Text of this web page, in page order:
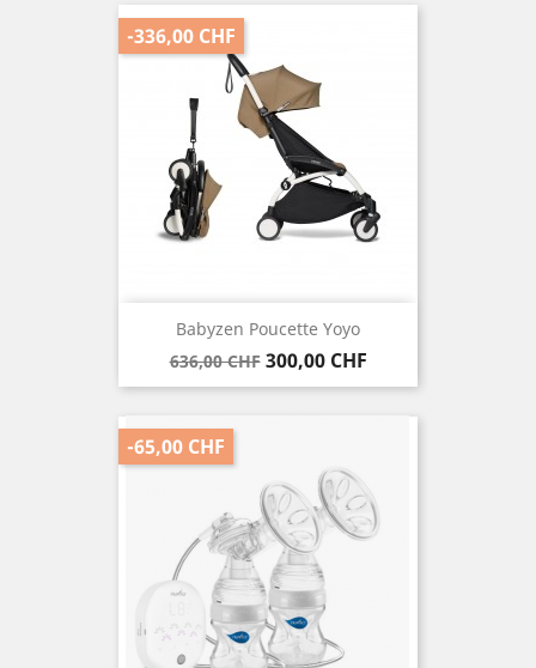
Babyzen Poucette Yoyo
Verkaufspreis
636,00 CHF Preis
300,00 CHF
-336,00 CHF
-65,00 CHF